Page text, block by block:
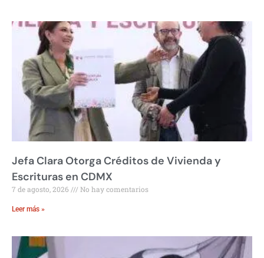
Jefa Clara Otorga Créditos de Vivienda y
Escrituras en CDMX
7 de agosto, 2026 No hay comentarios
Leer más »